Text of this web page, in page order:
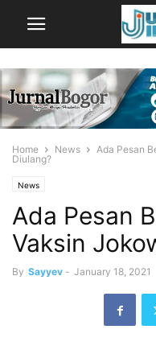
Home News
Ada Pesan
Diulang?
News
Ada Pesan
Vaksin
By Sayyev - January 18, 2021